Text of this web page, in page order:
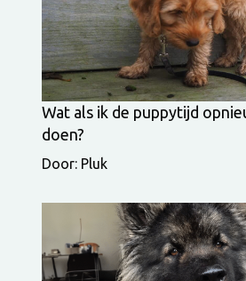
Wat als ik de puppytijd
doen?
Door: Pluk